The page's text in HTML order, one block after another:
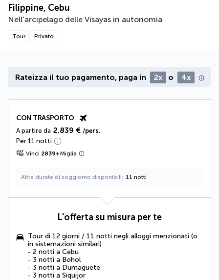
Filippine, Cebu
Nell'arcipelago delle Visayas in autonomia
Tour Privato
Rateizza il tuo pagamento, paga in 2x o 4x
CON TRASPORTO
A partire da 2.839 € /pers.
Per 11 notti
Vinci 2839+Miglia
Altre durate di soggiorno disponibili 11 notti
L'offerta su misura per te
Tour di 12 giorni / 11 notti negli alloggi menzionati (o
in sistemazioni similari)
- 2 notti a Cebu
- 3 notti a Bohol
- 3 notti a Dumaguete
- 3 notti a Siquijor